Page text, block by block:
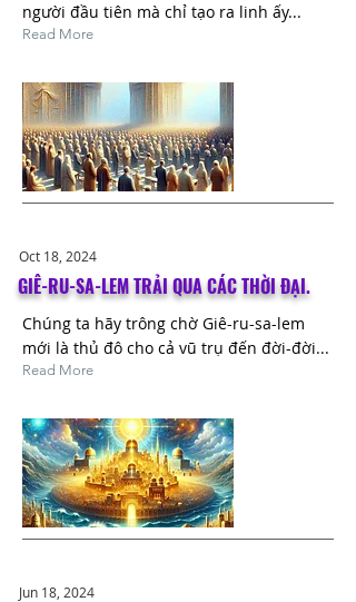
người đầu tiên mà chỉ tạo ra linh ấy...
Read More
Oct 18, 2024
GIÊ-RU-SA-LEM TRẢI QUA CÁC THỜI ĐẠI.
Chúng ta hãy trông chờ Giê-ru-sa-lem
mới là thủ đô cho cả vũ trụ đến đời-đời...
Read More
Jun 18, 2024